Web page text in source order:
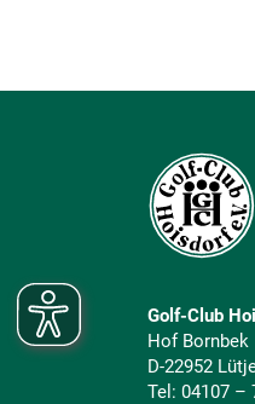
Golf-Club
Hof Bornbek
D-22952
Tel: 04107 –